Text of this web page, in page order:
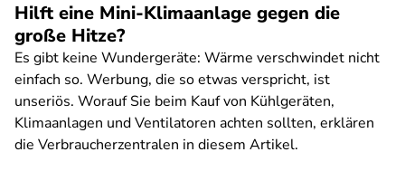
Hilft eine Mini-Klimaanlage gegen die
große Hitze?
Es gibt keine Wundergeräte: Wärme verschwindet nicht
einfach so. Werbung, die so etwas verspricht, ist
unseriös. Worauf Sie beim Kauf von Kühlgeräten,
Klimaanlagen und Ventilatoren achten sollten, erklären
die Verbraucherzentralen in diesem Artikel.